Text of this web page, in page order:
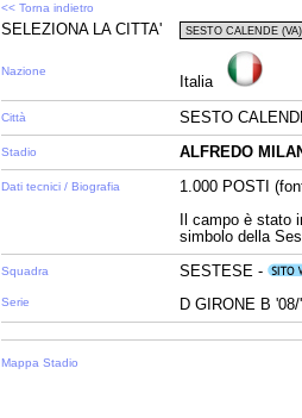
<< Torna indietro
SELEZIONA LA CITTA'
Nazione
Italia
Città SESTO
Stadio ALFREDO
Dati tecnici / Biografia
1.000 POSTI
Il campo è stato
simbolo della
Squadra
Serie
SESTESE -
D GIRONE B '08/
Mappa Stadio